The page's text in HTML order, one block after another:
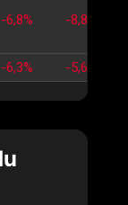
-6,8% -8,8%
-6,3% -5,6%